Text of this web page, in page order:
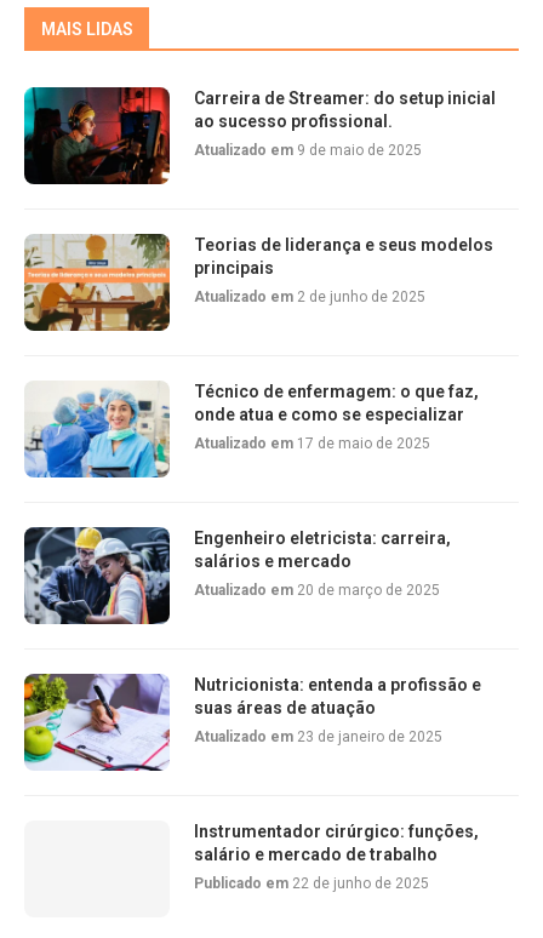
MAIS LIDAS
Carreira de Streamer: do setup inicial
ao sucesso profissional.
Atualizado em 9 de maio de 2025
Teorias de liderança e seus modelos
principais
Atualizado em 2 de junho de 2025
Técnico de enfermagem: o que faz,
onde atua e como se especializar
Atualizado em 17 de maio de 2025
Engenheiro eletricista: carreira,
salários e mercado
Atualizado em 20 de março de 2025
Nutricionista: entenda a profissão e
suas áreas de atuação
Atualizado em 23 de janeiro de 2025
Instrumentador cirúrgico: funções,
salário e mercado de trabalho
Publicado em 22 de junho de 2025